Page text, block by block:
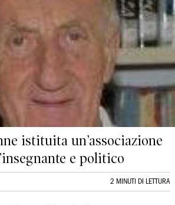
istituita un’associazione
e politico
2 MINUTI DI LETTURA